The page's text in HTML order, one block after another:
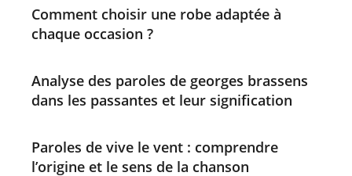
Comment choisir une robe adaptée à
chaque occasion ?
Analyse des paroles de georges brassens
dans les passantes et leur signification
Paroles de vive le vent : comprendre
l’origine et le sens de la chanson